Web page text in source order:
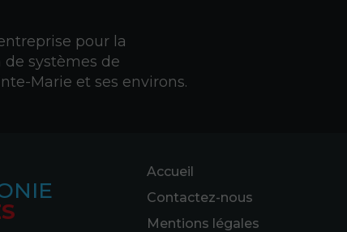
pour la
systèmes de
Marie et ses environs.
Accueil
Contactez-nous
Mentions légales